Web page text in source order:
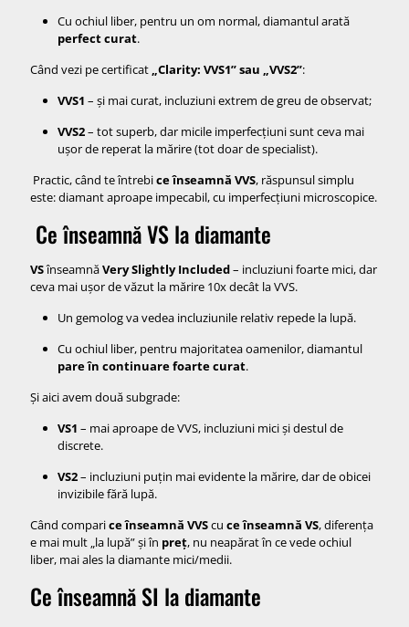
Cu ochiul liber, pentru un om normal, diamantul arată
perfect curat.
Când vezi pe certificat „Clarity: VVS1” sau „VVS2”:
VVS1 – și mai curat, incluziuni extrem de greu de observat;
VVS2– tot superb, dar micile imperfecțiuni sunt ceva mai
ușor de reperat la mărire (tot doar de specialist).
Practic, când te întrebice înseamnă VVS, răspunsul simplu
este: diamant aproape impecabil, cu imperfecțiuni microscopice.
Ce înseamnă VS la diamante
VSînseamnăVery Slightly Included– incluziuni foarte mici, dar
ceva mai ușor de văzut la mărire 10x decât la VVS.
Un gemolog va vedea incluziunile relativ repede la lupă.
Cu ochiul liber, pentru majoritatea oamenilor, diamantul
pare în continuare foarte curat.
Și aici avem două subgrade:
VS1 – mai aproape de VVS, incluziuni mici și destul de
discrete.
VS2– incluziuni puțin mai evidente la mărire, dar de obicei
invizibile fără lupă.
Când comparice înseamnă VVScu ce înseamnă VS, diferența
e mai mult „la lupă” și în preț, nu neapărat în ce vede ochiul
liber, mai ales la diamante mici/medii.
Ce înseamnă SI la diamante